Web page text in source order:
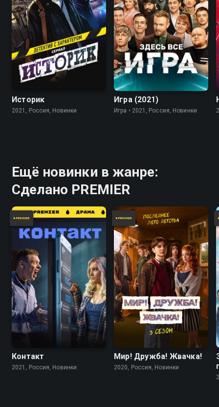
Историк
2021, Россия, Новинки
7.8
Игра (2021)
Игра • 2021, Россия, Новинки
Ещё новинки в жанре:
Сделано PREMIER
Контакт
2021, Россия, Новинки
Мир! Дружба! Жвачка!
2020, Россия, Новинки